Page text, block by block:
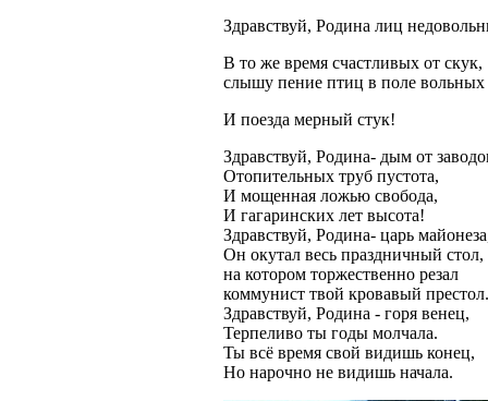
Здравствуй, Родина лиц
В то же время счастливых от скук,
слышу пение птиц в поле вольных
И поезда мерный стук!
Здравствуй, Родина- дым от
Отопительных труб пустота,
И мощенная ложью свобода,
И гагаринских лет высота!
Здравствуй, Родина- царь
Он окутал весь праздничный стол,
на котором торжественно резал
коммунист твой кровавый
Здравствуй, Родина - горя венец,
Терпеливо ты годы молчала.
Ты всё время свой видишь конец,
Но нарочно не видишь начала.